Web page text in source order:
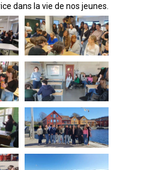
dans la vie de nos jeunes.